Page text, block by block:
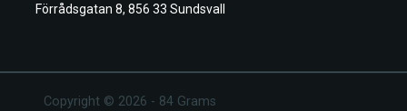
Förrådsgatan 8, 856 33 Sundsvall
Copyright © 2026 - 84 Grams